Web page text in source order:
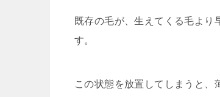
既存の毛が、生えてくる毛より
す。
この状態を放置してしまうと、